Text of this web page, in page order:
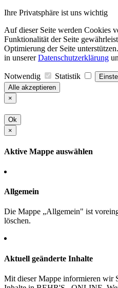
Ihre Privatsphäre ist uns wichtig
Auf dieser Seite werden Cookies
Funktionalität der Seite
Optimierung der Seite
in unsererDatenschutzerklärung
Notwendig Statistik
Alle akzeptieren
×
Ok
×
Aktive Mappe auswählen
Allgemein
Die Mappe „Allgemein" ist
löschen.
Aktuell geänderte Inhalte
Mit dieser Mappe informieren wir